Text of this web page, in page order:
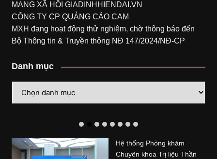
MẠNG XÃ HỘI GIADINHHIENDAI.VN
CÔNG TY CP QUẢNG CÁO CAM
MXH đang hoạt động thử nghiệm, chờ thông báo đến
Bộ Thông tin & Truyền thông NĐ 147/2024/NĐ-CP
Danh mục
mục
Hệ thống Phòng khám
Chuyên khoa Trị liệu Thần